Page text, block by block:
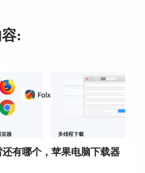
装Folx
:
有哪个，苹果电脑下载器